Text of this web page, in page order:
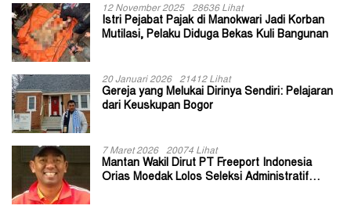
12 November 2025 28636 Lihat
Istri Pejabat Pajak di Manokwari Jadi Korban
Mutilasi, Pelaku Diduga Bekas Kuli Bangunan
20 Januari 2026 21412 Lihat
Gereja yang Melukai Dirinya Sendiri: Pelajaran
dari Keuskupan Bogor
7 Maret 2026 20074 Lihat
Mantan Wakil Dirut PT Freeport Indonesia
Orias Moedak Lolos Seleksi Administratif